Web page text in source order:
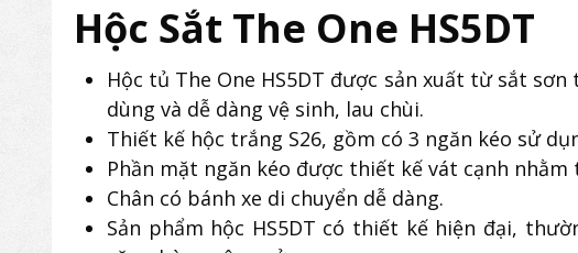
Hộc Sắt The One HS5DT
Hộc tủ The One HS5DT được sản xuất từ sắt
dùng và dễ dàng vệ sinh, lau chùi.
Thiết kế hộc trắng S26, gồm có 3 ngăn kéo sử
Phần mặt ngăn kéo được thiết kế vát cạnh
Chân có bánh xe di chuyển dễ dàng.
Sản phẩm hộc HS5DT có thiết kế hiện đại,